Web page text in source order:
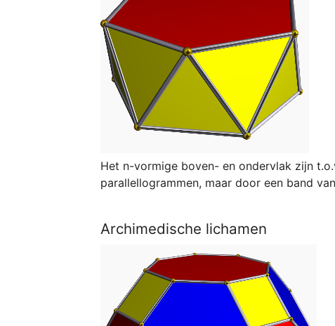
Het n-vormige boven- en ondervlak zijn
parallellogrammen, maar door een band
Archimedische lichamen